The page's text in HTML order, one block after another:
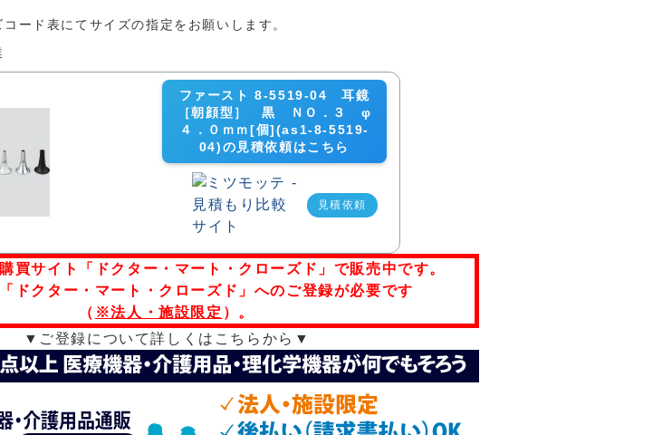
ード表にてサイズの指定をお願いします。
ファースト 8-5519-04 耳鏡
［朝顔型］ 黒 ＮＯ．３ φ
４．０ｍｍ[個](as1-8-5519-
04)の見積依頼はこちら
見積依頼
買サイト「ドクター・マート・クローズド」で販売中です。
ドクター・マート・クローズド」へのご登録が必要です
（ ※法人・施設限定 ）。
▼ご登録について詳しくはこちらから▼